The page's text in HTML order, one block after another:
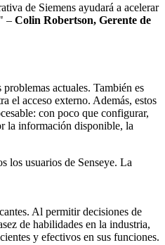
de Siemens ayudará a acelerar
– Colin Robertson, Gerente de
actuales. También es
el acceso externo. Además, estos
con poco que configurar,
la información disponible, la
los usuarios de Senseye. La
Al permitir decisiones de
de habilidades en la industria,
y efectivos en sus funciones.